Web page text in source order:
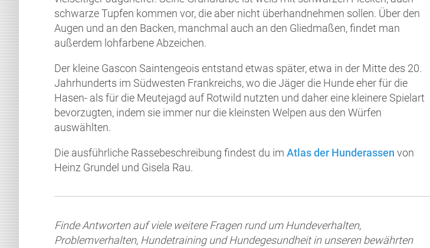
schwarze Tupfen kommen vor, die aber nicht überhandnehmen sollen. Über den
Augen und an den Backen, manchmal auch an den Gliedmaßen, findet man
außerdem lohfarbene Abzeichen.
Der kleine Gascon Saintengeois entstand etwas später, etwa in der Mitte des 20.
Jahrhunderts im Südwesten Frankreichs, wo die Jäger die Hunde eher für die
Hasen- als für die Meutejagd auf Rotwild nutzten und daher eine kleinere Spielart
bevorzugten, indem sie immer nur die kleinsten Welpen aus den Würfen
auswählten.
Die ausführliche Rassebeschreibung findest du im Atlas der Hunderassen von
Heinz Grundel und Gisela Rau.
Finde Antworten auf viele weitere Fragen rund um Hundeverhalten,
Problemverhalten, Hundetraining und Hundegesundheit in unseren bewährten